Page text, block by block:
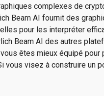
complexes de
Beam AI fournit des
pour les interpréter
Beam AI des autres
êtes mieux équipé
vous visez à construire un